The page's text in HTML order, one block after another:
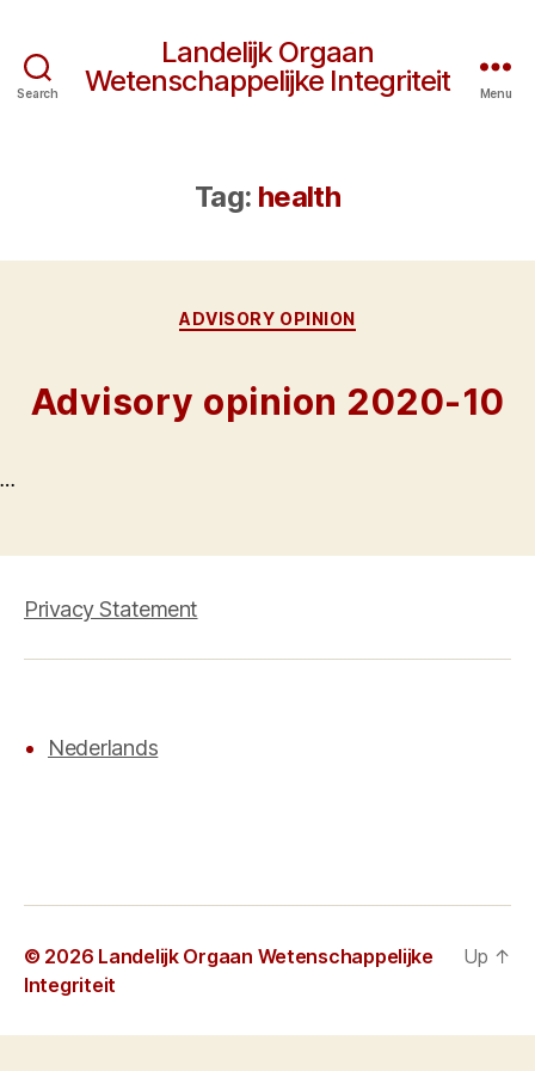
Search
Landelijk Orgaan
Wetenschappelijke Integriteit
Menu
Tag: health
Categories
ADVISORY OPINION
Advisory opinion 2020-10
…
Privacy Statement
Nederlands
© 2026 Landelijk Orgaan Wetenschappelijke
Integriteit
Up ↑